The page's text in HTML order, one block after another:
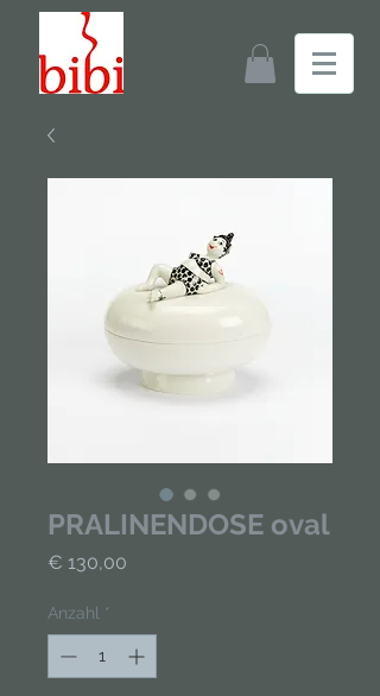
PRALINENDOSE oval
€ 130,00
Anzahl *